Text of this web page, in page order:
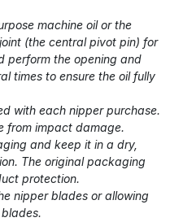
machine oil or the
(the central pivot pin) for
perform the opening and
times to ensure the oil fully
with each nipper purchase.
from impact damage.
and keep it in a dry,
The original packaging
protection.
nipper blades or allowing